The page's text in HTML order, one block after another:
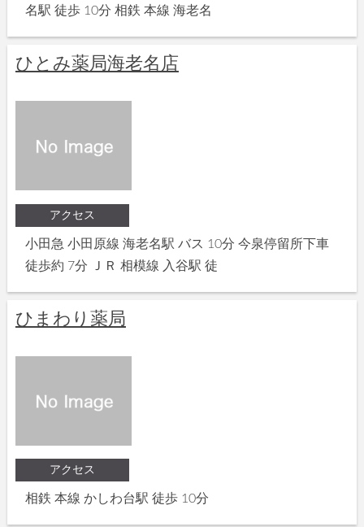
名駅 徒歩 10分 相鉄 本線 海老名
ひとみ薬局海老名店
アクセス
小田急 小田原線 海老名駅 バス 10分 今泉停留所下車
徒歩約 7分 ＪＲ 相模線 入谷駅 徒
ひまわり薬局
アクセス
相鉄 本線 かしわ台駅 徒歩 10分